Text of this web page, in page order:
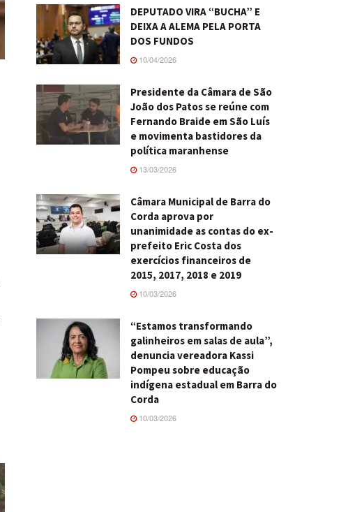
DEPUTADO VIRA “BUCHA” E
DEIXA A ALEMA PELA PORTA
DOS FUNDOS
10/04/2026
Presidente da Câmara de São
João dos Patos se reúne com
Fernando Braide em São Luís
e movimenta bastidores da
política maranhense
13/03/2026
Câmara Municipal de Barra do
Corda aprova por
unanimidade as contas do ex-
prefeito Eric Costa dos
exercícios financeiros de
2015, 2017, 2018 e 2019
10/03/2026
“Estamos transformando
galinheiros em salas de aula”,
denuncia vereadora Kassi
Pompeu sobre educação
indígena estadual em Barra do
Corda
10/03/2026